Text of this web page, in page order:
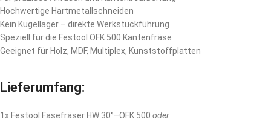
Hochwertige Hartmetallschneiden
Kein Kugellager – direkte Werkstückführung
Speziell für die Festool OFK 500 Kantenfräse
Geeignet für Holz, MDF, Multiplex, Kunststoffplatten
Lieferumfang:
1x Festool Fasefräser HW 30°–OFK 500 oder